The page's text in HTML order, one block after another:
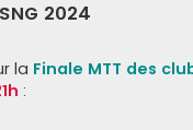
2024
la Finale MTT des
: